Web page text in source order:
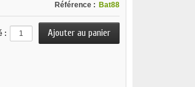
Référence : Bat88
: